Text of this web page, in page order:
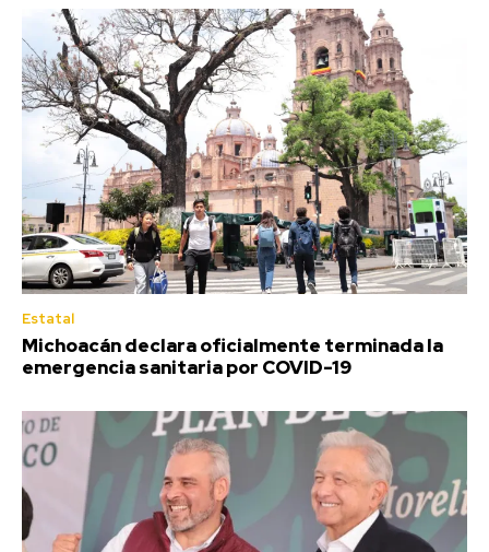
Estatal
Michoacán declara oficialmente terminada la
emergencia sanitaria por COVID-19